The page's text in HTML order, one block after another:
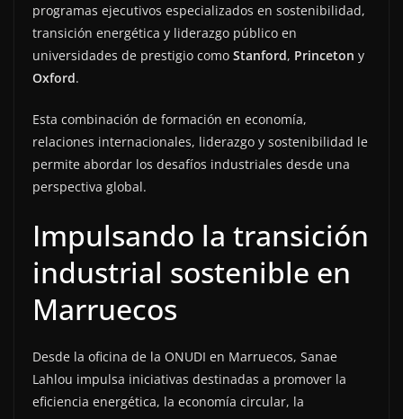
programas ejecutivos especializados en sostenibilidad,
transición energética y liderazgo público en
universidades de prestigio como Stanford, Princeton y
Oxford.
Esta combinación de formación en economía,
relaciones internacionales, liderazgo y sostenibilidad le
permite abordar los desafíos industriales desde una
perspectiva global.
Impulsando la transición
industrial sostenible en
Marruecos
Desde la oficina de la ONUDI en Marruecos, Sanae
Lahlou impulsa iniciativas destinadas a promover la
eficiencia energética, la economía circular, la